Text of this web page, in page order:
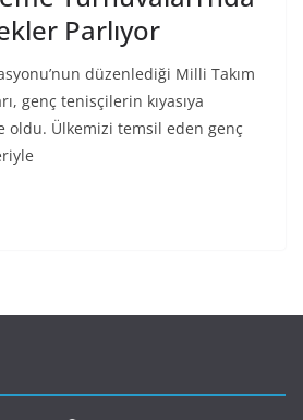
Parlıyor
düzenlediği Milli Takım
genç tenisçilerin kıyasıya
oldu. Ülkemizi temsil eden genç